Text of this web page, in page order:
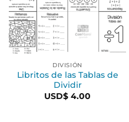
DIVISIÓN
Libritos de las Tablas de
Dividir
USD$ 4.00